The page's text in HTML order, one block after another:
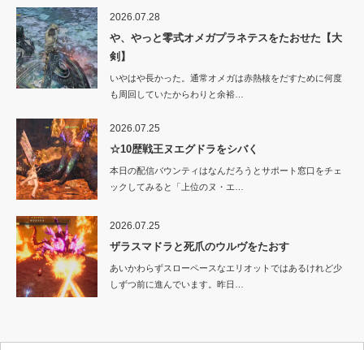
2026.07.28
や、やっと零式オメガプラネテスをたおせた【大
剣】
いやはや長かった。通常オメガは赤熱核をだすために何度
も周回していたからわりと余裕…
2026.07.25
☆10歴戦王ヌエグドラをシバく
本日の配信バウンティはなんだろうとサポート窓口をチェ
ックしてみると「上位のヌ・エ…
2026.07.25
ザラスマドラと死爪のウルヴをたおす
あいかわらずスローペースなエリオットではあるけれど少
しずつ前に進んでいます。昨日…